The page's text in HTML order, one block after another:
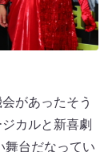
があったそう
カルと新喜劇
舞台だなってい